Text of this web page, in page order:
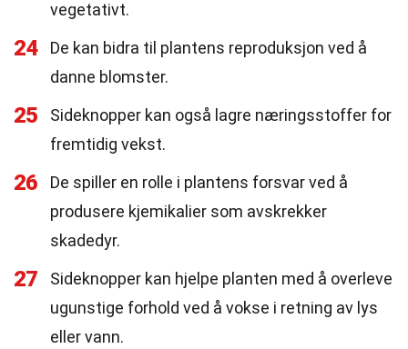
vegetativt.
24
De kan bidra til plantens reproduksjon ved å
danne blomster.
25
Sideknopper kan også lagre næringsstoffer for
fremtidig vekst.
26
De spiller en rolle i plantens forsvar ved å
produsere kjemikalier som avskrekker
skadedyr.
27
Sideknopper kan hjelpe planten med å overleve
ugunstige forhold ved å vokse i retning av lys
eller vann.